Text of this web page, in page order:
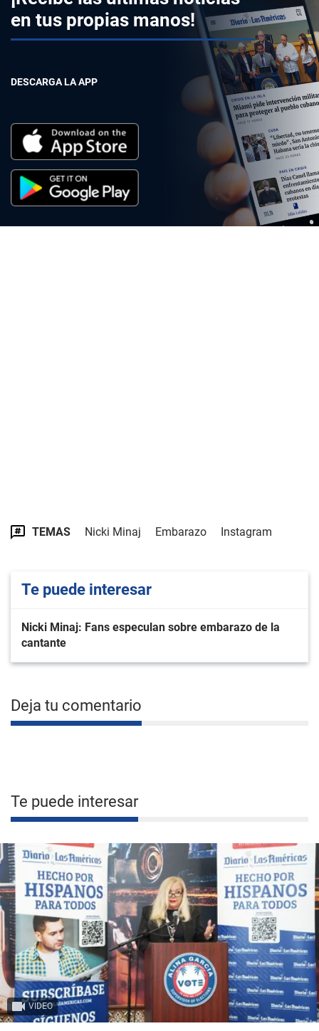
en tus propias manos!
DESCARGA LA APP
TEMAS Nicki Minaj Embarazo Instagram
Te puede interesar
Nicki Minaj: Fans especulan sobre embarazo de la
cantante
Deja tu comentario
Te puede interesar
VIDEO